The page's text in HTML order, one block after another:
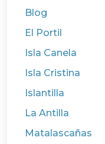
Blog
El Portil
Isla Canela
Isla Cristina
Islantilla
La Antilla
Matalascañas